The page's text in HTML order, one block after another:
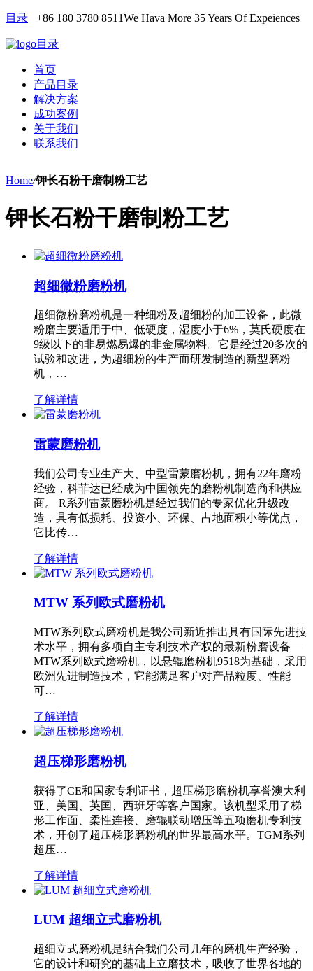
目录 +86 180 3780 8511We Hava More 35 Years Of Expeiences
目录
首页
产品目录
解决方案
成功案例
关于我们
联系我们
Home/钾长石粉干磨制粉工艺
钾长石粉干磨制粉工艺
超细微粉磨粉机
超细微粉磨粉机是一种细粉及超细粉的加工设备，此微
粉磨主要适用于中、低硬度，湿度小于6%，莫氏硬度在
9级以下的非易燃易爆的非金属物料。它是经过20多次的
试验和改进，为超细粉的生产而研发制造的新型磨粉
机，…
了解详情
雷蒙磨粉机
我们公司专业生产大、中型雷蒙磨粉机，拥有22年磨粉
经验，科菲达已经成为中国领先的磨粉机制造商和供应
商。 R系列雷蒙磨粉机是经过我们的专家优化升级改
造，具有低损耗、投资小、环保、占地面积小等优点，
它比传…
了解详情
MTW 系列欧式磨粉机
MTW系列欧式磨粉机是我公司新近推出具有国际先进技
术水平，拥有多项自主专利技术产权的最新粉磨设备—
MTW系列欧式磨粉机，以悬辊磨粉机9518为基础，采用
欧洲先进制造技术，它能满足客户对产品粒度、性能
可…
了解详情
超压梯形磨粉机
获得了CE和国家专利证书，超压梯形磨粉机享誉澳大利
亚、美国、英国、西班牙等客户国家。该机型采用了梯
形工作面、柔性连接、磨辊联动增压等五项磨机专利技
术，开创了超压梯形磨粉机的世界最高水平。TGM系列
超压…
了解详情
LUM 超细立式磨粉机
超细立式磨粉机是结合我们公司几年的磨机生产经验，
它的设计和研究的基础上立磨技术，吸收了世界各地的